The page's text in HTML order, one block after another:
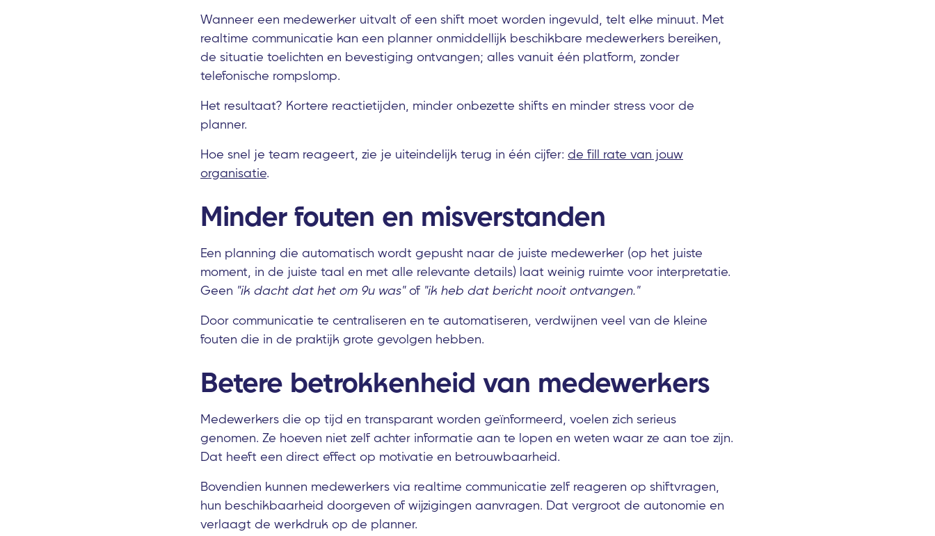
Wanneer een medewerker uitvalt of een shift moet worden ingevuld, telt elke minuut. Met
realtime communicatie kan een planner onmiddellijk beschikbare medewerkers bereiken,
de situatie toelichten en bevestiging ontvangen; alles vanuit één platform, zonder
telefonische rompslomp.
Het resultaat? Kortere reactietijden, minder onbezette shifts en minder stress voor de
planner.
Hoe snel je team reageert, zie je uiteindelijk terug in één cijfer: de fill rate van jouw
organisatie.
Minder fouten en misverstanden
Een planning die automatisch wordt gepusht naar de juiste medewerker (op het juiste
moment, in de juiste taal en met alle relevante details) laat weinig ruimte voor interpretatie.
Geen "ik dacht dat het om 9u was"of "ik heb dat bericht nooit ontvangen."
Door communicatie te centraliseren en te automatiseren, verdwijnen veel van de kleine
fouten die in de praktijk grote gevolgen hebben.
Betere betrokkenheid van medewerkers
Medewerkers die op tijd en transparant worden geïnformeerd, voelen zich serieus
genomen. Ze hoeven niet zelf achter informatie aan te lopen en weten waar ze aan toe zijn.
Dat heeft een direct effect op motivatie en betrouwbaarheid.
Bovendien kunnen medewerkers via realtime communicatie zelf reageren op shiftvragen,
hun beschikbaarheid doorgeven of wijzigingen aanvragen. Dat vergroot de autonomie en
verlaagt de werkdruk op de planner.